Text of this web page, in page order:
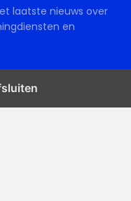
laatste nieuws over
en